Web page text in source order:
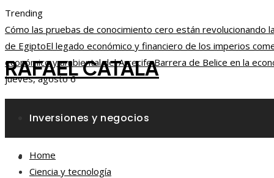
Trending
Cómo las pruebas de conocimiento cero están revolucionando
de EgiptoEl legado económico y financiero de los imperios
económico y ambiental del Arrecife Barrera de Belice en la
jueves, agosto 6
RAFAEL CATALA
Inversiones y negocios
Responsabilidad social
Home
Ciencia y tecnología